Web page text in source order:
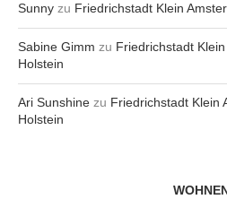
Sunny zu Friedrichstadt Klein
Sabine Gimm zu Friedrichstadt
Holstein
Ari Sunshine zu Friedrichstadt Klein
Holstein